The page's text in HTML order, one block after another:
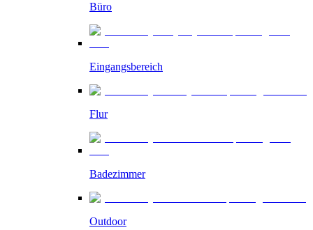
Büro
Eingangsbereich
Flur
Badezimmer
Outdoor